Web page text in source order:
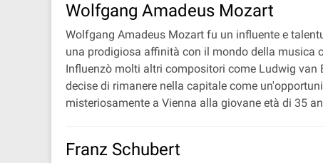
Wolfgang Amadeus Mozart
Wolfgang Amadeus Mozart fu un influente e
una prodigiosa affinità con il mondo della musica
Influenzò molti altri compositori come Ludwig van
decise di rimanere nella capitale come
misteriosamente a Vienna alla giovane età di 35
Franz Schubert